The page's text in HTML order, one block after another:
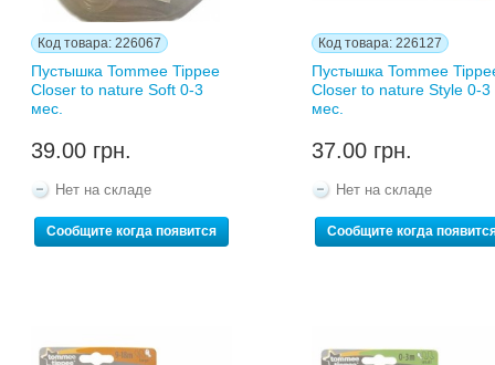
Код товара: 226067
Пустышка Tommee Tippee
Closer to nature Soft 0-3
мес.
39.00 грн.
Нет на складе
Сообщите когда появится
Код товара: 226127
Пустышка Tommee
Closer to nature Style 0-3
мес.
37.00 грн.
Нет на складе
Сообщите когда